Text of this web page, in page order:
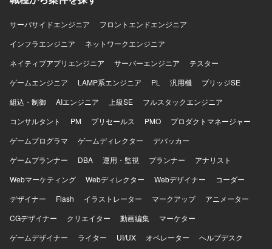
サーバサイドエンジニア
フロントエンドエンジニア
インフラエンジニア
ネットワークエンジニア
ネイティブアプリエンジニア
サーバーエンジニア
テスター
ゲームエンジニア
LAMP系エンジニア PL 汎用機
ブリッジSE
組込・制御
AIエンジニア 上級SE
フルスタックエンジニア
コンサルタント
PM プリセールス PMO
プロダクトマネージャー
ゲームプログラマ
ゲームディレクター
デバッカー
ゲームプランナー
DBA 運用・監視 プランナー
アナリスト
Webマーケティング
Webディレクター Webデザイナー
コーダー
デザイナー
Flash イラストレーター マークアップ
アニメーター
CGデザイナー
クリエイター 動画編集
マーケター
ゲームデザイナー
ライター UI/UX オペレーター
ヘルプデスク